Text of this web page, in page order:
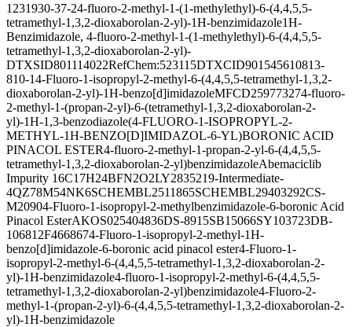
1231930-37-24-fluoro-2-methyl-1-(1-methylethyl)-6-(4,4,5,5-
tetramethyl-1,3,2-dioxaborolan-2-yl)-1H-benzimidazole1H-
Benzimidazole, 4-fluoro-2-methyl-1-(1-methylethyl)-6-(4,4,5,5-
tetramethyl-1,3,2-dioxaborolan-2-yl)-
DTXSID801114022RefChem:523115DTXCID901545610813-
810-14-Fluoro-1-isopropyl-2-methyl-6-(4,4,5,5-tetramethyl-1,3,2-
dioxaborolan-2-yl)-1H-benzo[d]imidazoleMFCD259773274-fluoro-
2-methyl-1-(propan-2-yl)-6-(tetramethyl-1,3,2-dioxaborolan-2-
yl)-1H-1,3-benzodiazole(4-FLUORO-1-ISOPROPYL-2-
METHYL-1H-BENZO[D]IMIDAZOL-6-YL)BORONIC ACID
PINACOL ESTER4-fluoro-2-methyl-1-propan-2-yl-6-(4,4,5,5-
tetramethyl-1,3,2-dioxaborolan-2-yl)benzimidazoleAbemaciclib
Impurity 16C17H24BFN2O2LY2835219-Intermediate-
4QZ78M54NK6SCHEMBL2511865SCHEMBL29403292CS-
M20904-Fluoro-1-isopropyl-2-methylbenzimidazole-6-boronic Acid
Pinacol EsterAKOS025404836DS-8915SB15066SY103723DB-
106812F4668674-Fluoro-1-isopropyl-2-methyl-1H-
benzo[d]imidazole-6-boronic acid pinacol ester4-Fluoro-1-
isopropyl-2-methyl-6-(4,4,5,5-tetramethyl-1,3,2-dioxaborolan-2-
yl)-1H-benzimidazole4-fluoro-1-isopropyl-2-methyl-6-(4,4,5,5-
tetramethyl-1,3,2-dioxaborolan-2-yl)benzimidazole4-Fluoro-2-
methyl-1-(propan-2-yl)-6-(4,4,5,5-tetramethyl-1,3,2-dioxaborolan-2-
yl)-1H-benzimidazole